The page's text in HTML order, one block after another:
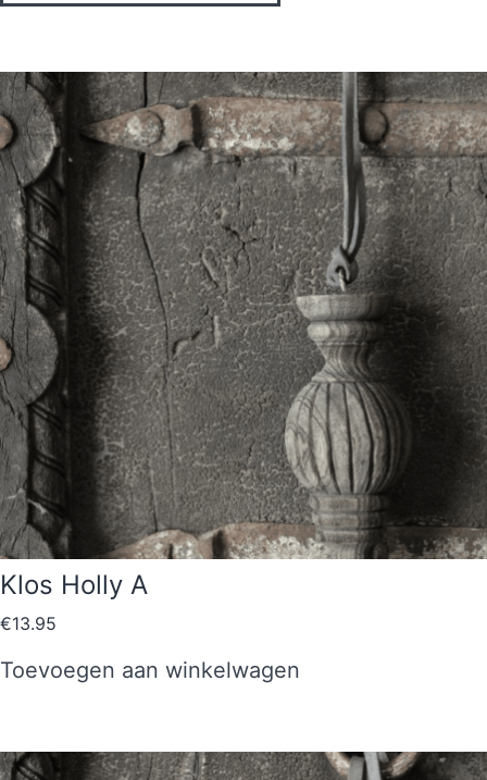
Klos Holly A
€13.95
Toevoegen aan winkelwagen